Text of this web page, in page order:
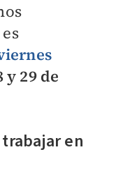
y 29 de
en